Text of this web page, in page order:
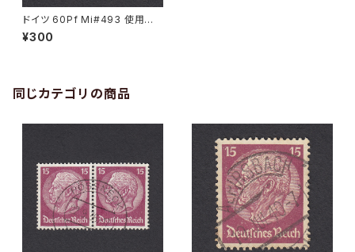
ドイツ 60Pf Mi#493 使用済
み切手｜BERLIN 3.1.1934
¥300
同じカテゴリの商品